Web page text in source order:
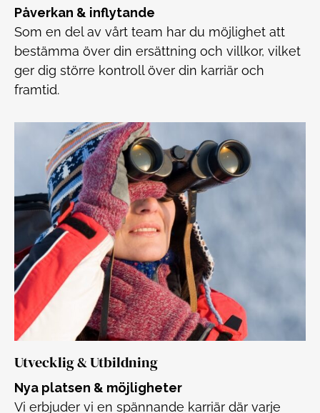
Påverkan & inflytande
Som en del av vårt team har du möjlighet att
bestämma över din ersättning och villkor, vilket
ger dig större kontroll över din karriär och
framtid.
Utvecklig & Utbildning
Nya platsen & möjligheter
Vi erbjuder vi en spännande karriär där varje